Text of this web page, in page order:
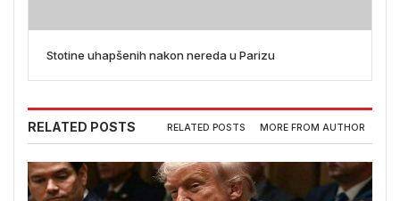
Stotine uhapšenih nakon nereda u Parizu
RELATED POSTS RELATED POSTS MORE FROM AUTHOR